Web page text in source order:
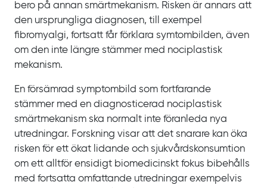
bero på annan smärtmekanism. Risken är annars att
den ursprungliga diagnosen, till exempel
fibromyalgi, fortsatt får förklara symtombilden, även
om den inte längre stämmer med nociplastisk
mekanism.
En försämrad symptombild som fortfarande
stämmer med en diagnosticerad nociplastisk
smärtmekanism ska normalt inte föranleda nya
utredningar. Forskning visar att det snarare kan öka
risken för ett ökat lidande och sjukvårdskonsumtion
om ett alltför ensidigt biomedicinskt fokus bibehålls
med fortsatta omfattande utredningar exempelvis